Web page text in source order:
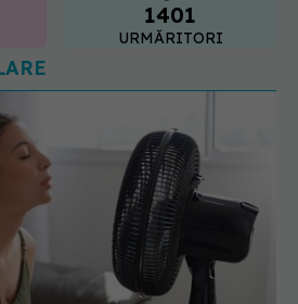
1401
URMĂRITORI